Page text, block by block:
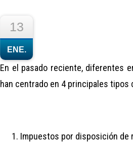
13
ENE.
En el pasado reciente, diferentes
han centrado en 4 principales tipos
Impuestos por disposición de